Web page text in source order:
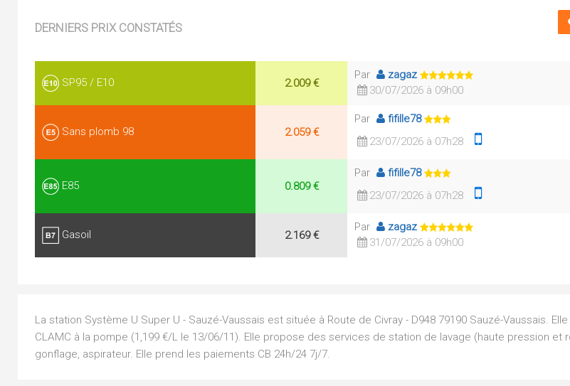
DERNIERS PRIX CONSTATÉS
SP95 / E10 2.009 €
Par
zagaz
30/07/2026 à 09h00
Sans plomb 98 2.059 €
Par
fifille78
23/07/2026 à 07h28
E85 0.809 €
Par
fifille78
23/07/2026 à 07h28
Gasoil 2.169 €
Par
zagaz
31/07/2026 à 09h00
La station Système U Super U - Sauzé-Vaussais est située à Route de Civray - D948 79190 Sauzé-Vaussais.
CLAMC à la pompe (1,199 €/L le 13/06/11). Elle propose des services de station de lavage (haute pression et
gonflage, aspirateur. Elle prend les paiements CB 24h/24 7j/7.